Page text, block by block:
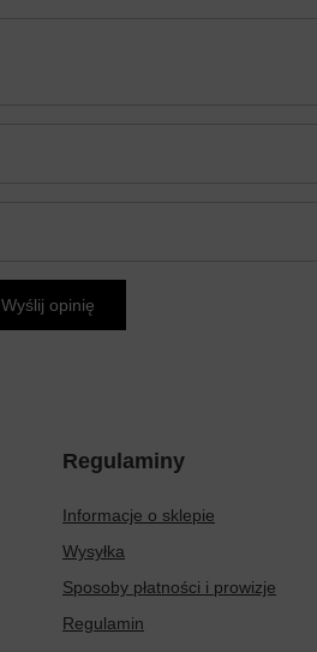
Wyślij opinię
Regulaminy
Informacje o sklepie
Wysyłka
Sposoby płatności i prowizje
Regulamin